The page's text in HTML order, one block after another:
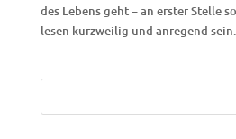
des Lebens geht – an erster Stelle
lesen kurzweilig und anregend